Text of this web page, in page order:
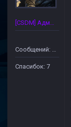
[CSDM] Администратор
Сообщений: 172
Спасибок: 7